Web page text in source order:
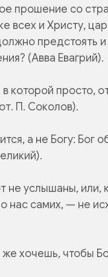
прошение со
всех и Христу,
предстоять
(Авва Евагрий).
которой просто,
П. Соколов).
а не Богу: Бог
услышаны, или,
нас самих, — не
хочешь, чтобы